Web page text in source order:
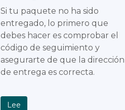
Si tu paquete no ha sido
entregado, lo primero que
debes hacer es comprobar el
código de seguimiento y
asegurarte de que la dirección
de entrega es correcta.
Lee